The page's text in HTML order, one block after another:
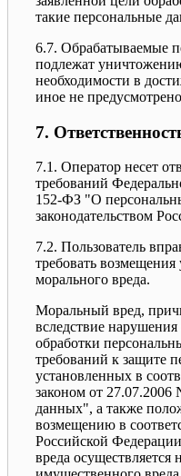
такие персональные
6.7. Обрабатываемые
подлежат
необходимости в
иное не
7.
7.1. Оператор несет
требований
152-ФЗ "О
законодательством
7.2. Пользователь
требовать
морального вреда.
Моральный вред,
вследствие
обработки
требований к защите
установленных в
законом от
данных", а также
возмещению в
Российской
вреда осуществляется